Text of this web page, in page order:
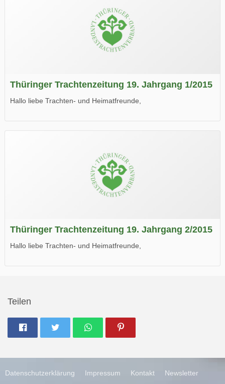
Thüringer Trachtenzeitung 19. Jahrgang 1/2015
Hallo liebe Trachten- und Heimatfreunde,
Wir wünschen Euch viel Spaß beim Lesen.
Thüringer Trachtenzeitung 19. Jahrgang 2/2015
Hallo liebe Trachten- und Heimatfreunde,
Teilen
Datenschutzerklärung Impressum Kontakt Newsletter